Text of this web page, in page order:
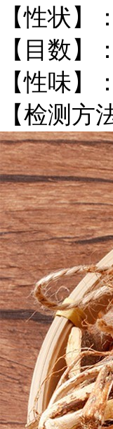
【性状】
【目数】
【性味】
【检测方